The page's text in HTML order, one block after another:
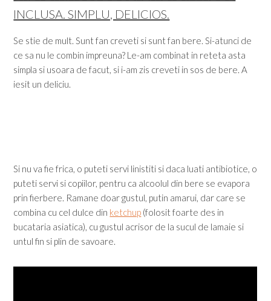
INCLUSA. SIMPLU, DELICIOS.
Se stie de mult. Sunt fan creveti si sunt fan bere. Si-atunci de
ce sa nu le combin impreuna? Le-am combinat in reteta asta
simpla si usoara de facut, si i-am zis creveti in sos de bere. A
iesit un deliciu.
Si nu va fie frica, o puteti servi linistiti si daca luati antibiotice, o
puteti servi si copiilor, pentru ca alcoolul din bere se evapora
prin fierbere. Ramane doar gustul, putin amarui, dar care se
combina cu cel dulce din ketchup (folosit foarte des in
bucataria asiatica), cu gustul acrisor de la sucul de lamaie si
untul fin si plin de savoare.